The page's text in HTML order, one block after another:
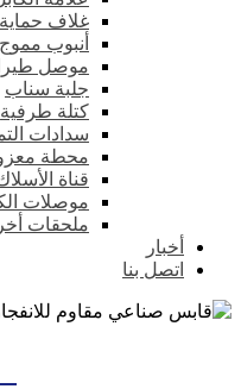
غلاف حماية
أنبوب
موصل
جلبة سناب
كتلة طرفية
سدادات
محطة
قناة
موصلات
ملحقات
أخبار
اتصل بنا